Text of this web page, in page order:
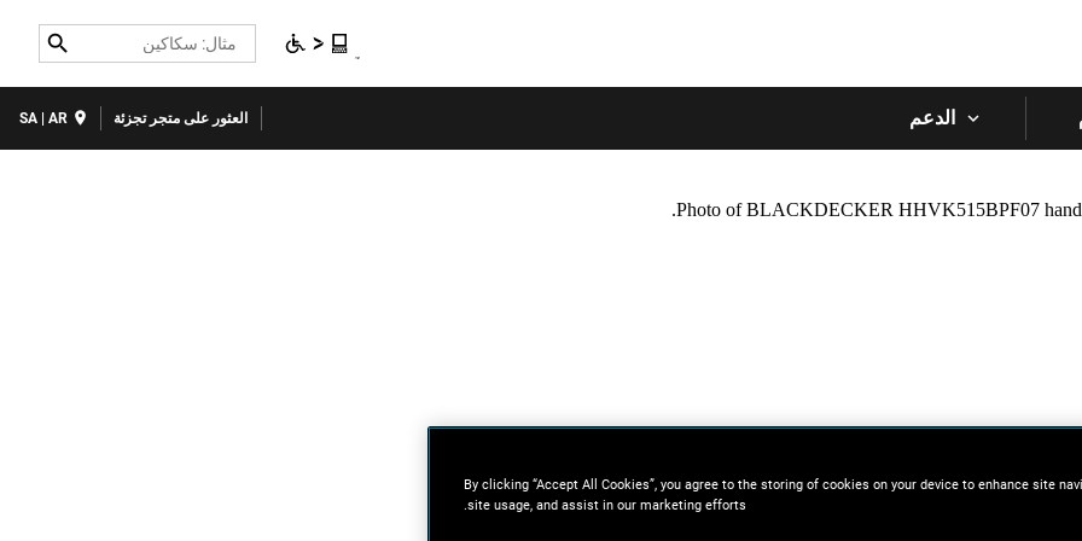
Search
الدعم العثور على متجر تجزئة SA | AR
By clicking “Accept All Cookies”, you agree to the storing of cookies on your device to enhance site
site usage, and assist in our marketing efforts.